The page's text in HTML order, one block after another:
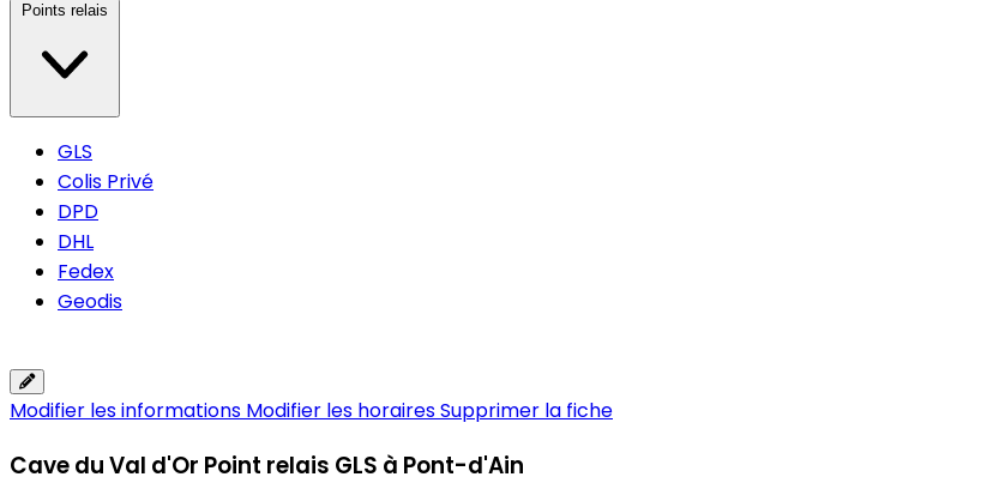
GLS
Colis Privé
DPD
DHL
Fedex
Geodis
Modifier les informations Modifier les horairesSupprimer la fiche
Cave du Val d'Or Point relais GLS à Pont-d'Ain